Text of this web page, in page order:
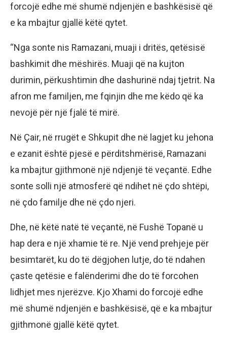
forcojë edhe më shumë ndjenjën e bashkësisë që
e ka mbajtur gjallë këtë qytet.
“Nga sonte nis Ramazani, muaji i dritës, qetësisë
bashkimit dhe mëshirës. Muaji që na kujton
durimin, përkushtimin dhe dashurinë ndaj tjetrit. Na
afron me familjen, me fqinjin dhe me këdo që ka
nevojë për një fjalë të mirë.
Në Çair, në rrugët e Shkupit dhe në lagjet ku jehona
e ezanit është pjesë e përditshmërisë, Ramazani
ka mbajtur gjithmonë një ndjenjë të veçantë. Edhe
sonte solli një atmosferë që ndihet në çdo shtëpi,
në çdo familje dhe në çdo njeri.
Dhe, në këtë natë të veçantë, në Fushë Topanë u
hap dera e një xhamie të re. Një vend prehjeje për
besimtarët, ku do të dëgjohen lutje, do të ndahen
çaste qetësie e falënderimi dhe do të forcohen
lidhjet mes njerëzve. Kjo Xhami do forcojë edhe
më shumë ndjenjën e bashkësisë, që e ka mbajtur
gjithmonë gjallë këtë qytet.